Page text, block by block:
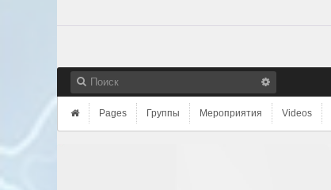
Pages Группы Мероприятия Videos